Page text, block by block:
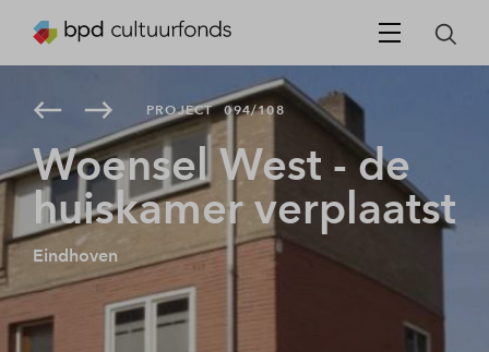
PROJECT 094/108
Woensel West - de
huiskamer verplaatst
Eindhoven